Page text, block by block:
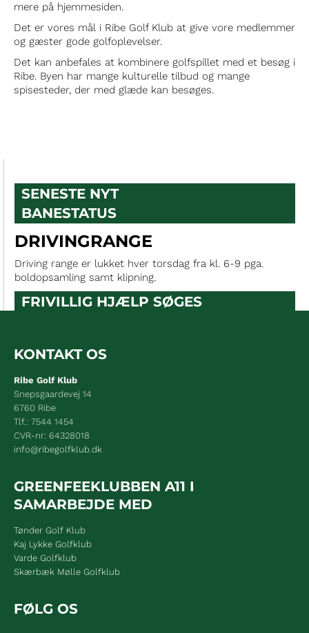
mere på hjemmesiden.
Det er vores mål i Ribe Golf Klub at give vore medlemmer
og gæster gode golfoplevelser.
Det kan anbefales at kombinere golfspillet med et besøg i
Ribe. Byen har mange kulturelle tilbud og mange
spisesteder, der med glæde kan besøges.
SENESTE NYT
BANESTATUS
DRIVINGRANGE
Driving range er lukket hver torsdag fra kl. 6-9 pga.
boldopsamling samt klipning.
FRIVILLIG HJÆLP SØGES
KONTAKT OS
Ribe Golf Klub
Snepsgaardevej 14
6760 Ribe
Tlf.: 7544 1454
CVR-nr: 64328018
info@ribegolfklub.dk
GREENFEEKLUBBEN A11 I
SAMARBEJDE MED
Tønder Golf Klub
Kaj Lykke Golfklub
Varde Golfklub
Skærbæk Mølle Golfklub
FØLG OS